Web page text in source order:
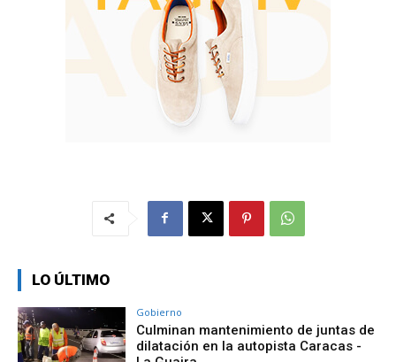
LO ÚLTIMO
Gobierno
Culminan mantenimiento de juntas de
dilatación en la autopista Caracas -